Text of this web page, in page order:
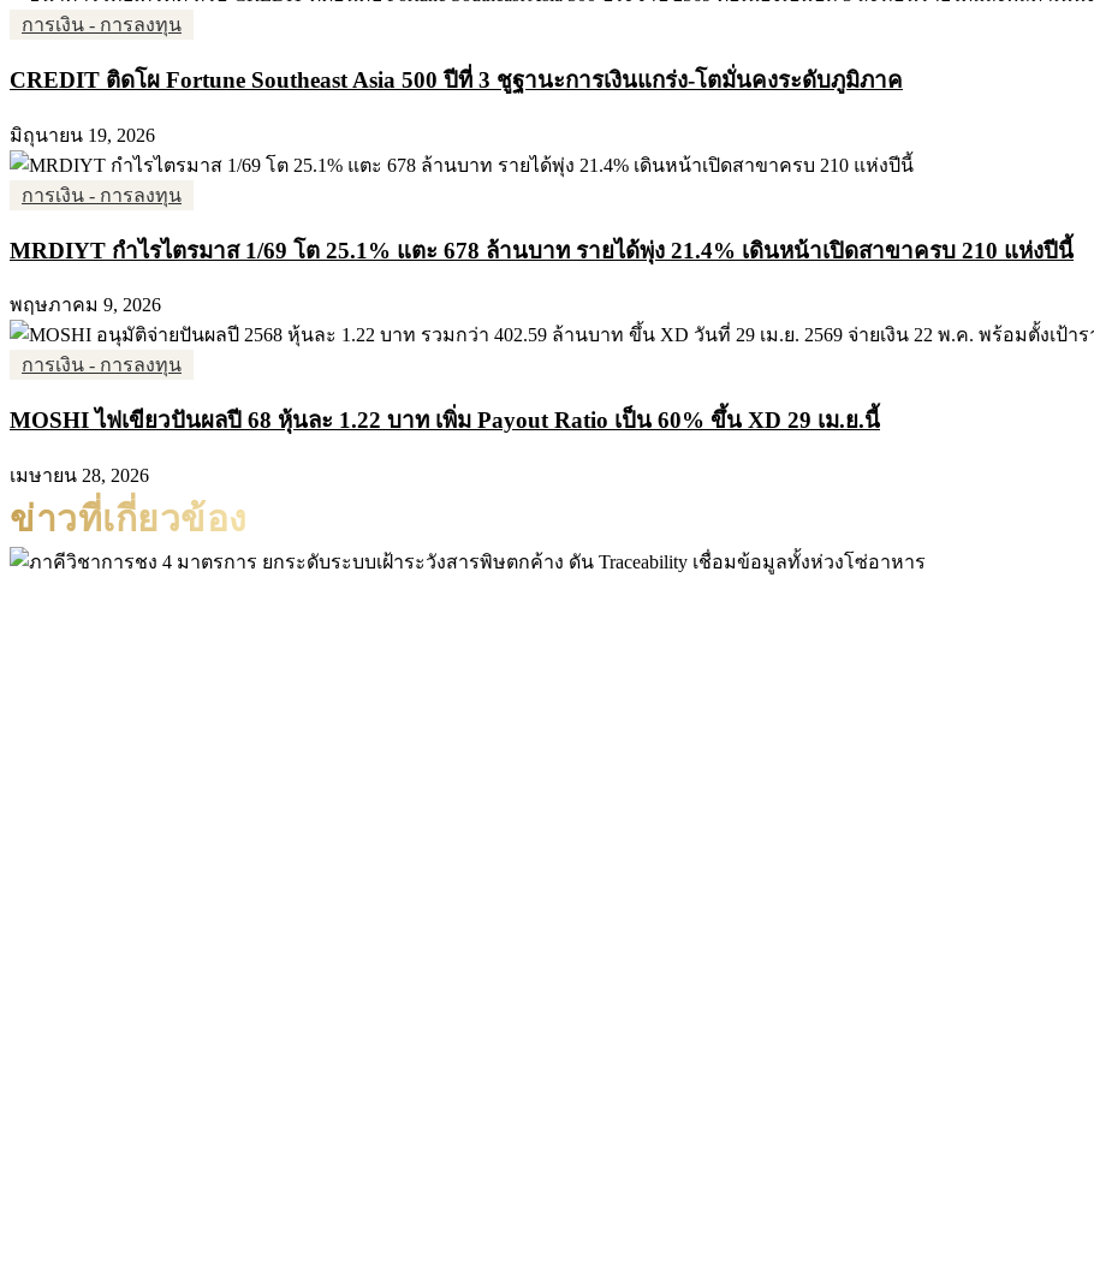
การเงิน - การลงทุน
CREDIT ติดโผ Fortune Southeast Asia 500 ปีที่ 3 ชูฐานะการเงินแกร่ง-โตมั่นคงระดับภูมิภาค
มิถุนายน 19, 2026
การเงิน - การลงทุน
MRDIYT กำไรไตรมาส 1/69 โต 25.1% แตะ 678 ล้านบาท รายได้พุ่ง 21.4% เดินหน้าเปิดสาขาครบ 210 แห่งปีนี้
พฤษภาคม 9, 2026
การเงิน - การลงทุน
MOSHI ไฟเขียวปันผลปี 68 หุ้นละ 1.22 บาท เพิ่ม Payout Ratio เป็น 60% ขึ้น XD 29 เม.ย.นี้
เมษายน 28, 2026
ข่าวที่เกี่ยวข้อง